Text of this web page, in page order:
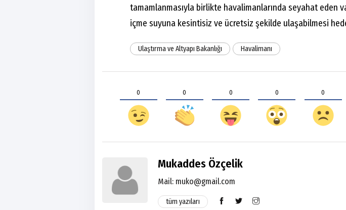
tamamlanmasıyla birlikte havalimanlarında seyahat eden
içme suyuna kesintisiz ve ücretsiz şekilde ulaşabilmesi
Ulaştırma ve Altyapı Bakanlığı Havalimanı
0 0 0 0 0
Mukaddes Özçelik
Mail: muko@gmail.com
tüm yazıları